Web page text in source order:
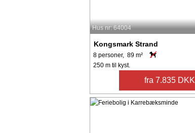
Hus nr: 64004
Kongsmark Strand
8 personer, 89 m²
250 m til kyst.
fra 7.835 DKK